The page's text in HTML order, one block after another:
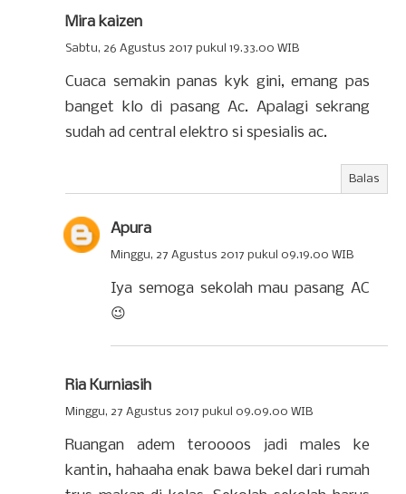
Mira kaizen
Sabtu, 26 Agustus 2017 pukul 19.33.00 WIB
Cuaca semakin panas kyk gini, emang pas
banget klo di pasang Ac. Apalagi sekrang
sudah ad central elektro si spesialis ac.
Balas
Apura
Minggu, 27 Agustus 2017 pukul 09.19.00 WIB
Iya semoga sekolah mau pasang AC
😉
Ria Kurniasih
Minggu, 27 Agustus 2017 pukul 09.09.00 WIB
Ruangan adem teroooos jadi males ke
kantin, hahaaha enak bawa bekel dari rumah